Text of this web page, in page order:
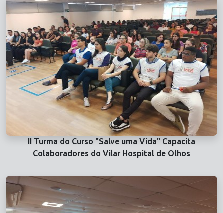
II Turma do Curso "Salve uma Vida" Capacita
Colaboradores do Vilar Hospital de Olhos